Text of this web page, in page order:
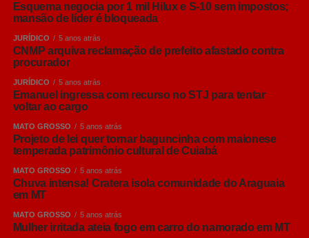
Esquema negocia por 1 mil Hilux e S-10 sem impostos;
mansão de líder é bloqueada
JURÍDICO 5 anos atrás
CNMP arquiva reclamação de prefeito afastado contra
procurador
JURÍDICO 5 anos atrás
Emanuel ingressa com recurso no STJ para tentar
voltar ao cargo
MATO GROSSO 5 anos atrás
Projeto de lei quer tornar baguncinha com maionese
temperada patrimônio cultural de Cuiabá
MATO GROSSO 5 anos atrás
Chuva intensa! Cratera isola comunidade do Araguaia
em MT
MATO GROSSO 5 anos atrás
Mulher irritada ateia fogo em carro do namorado em MT